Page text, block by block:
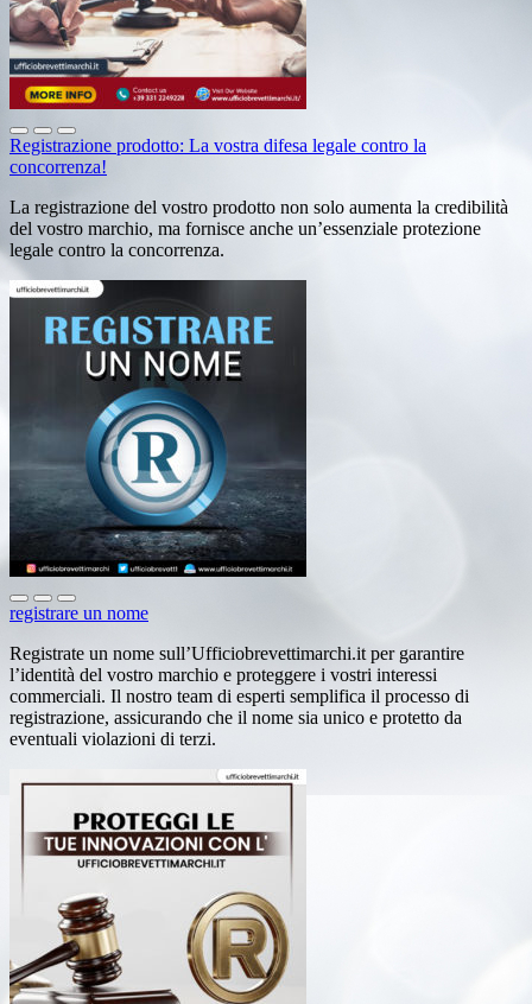
Registrazione prodotto: La vostra difesa legale contro la
concorrenza!
La registrazione del vostro prodotto non solo aumenta la credibilità
del vostro marchio, ma fornisce anche un’essenziale protezione
legale contro la concorrenza.
registrare un nome
Registrate un nome sull’Ufficiobrevettimarchi.it per garantire
l’identità del vostro marchio e proteggere i vostri interessi
commerciali. Il nostro team di esperti semplifica il processo di
registrazione, assicurando che il nome sia unico e protetto da
eventuali violazioni di terzi.